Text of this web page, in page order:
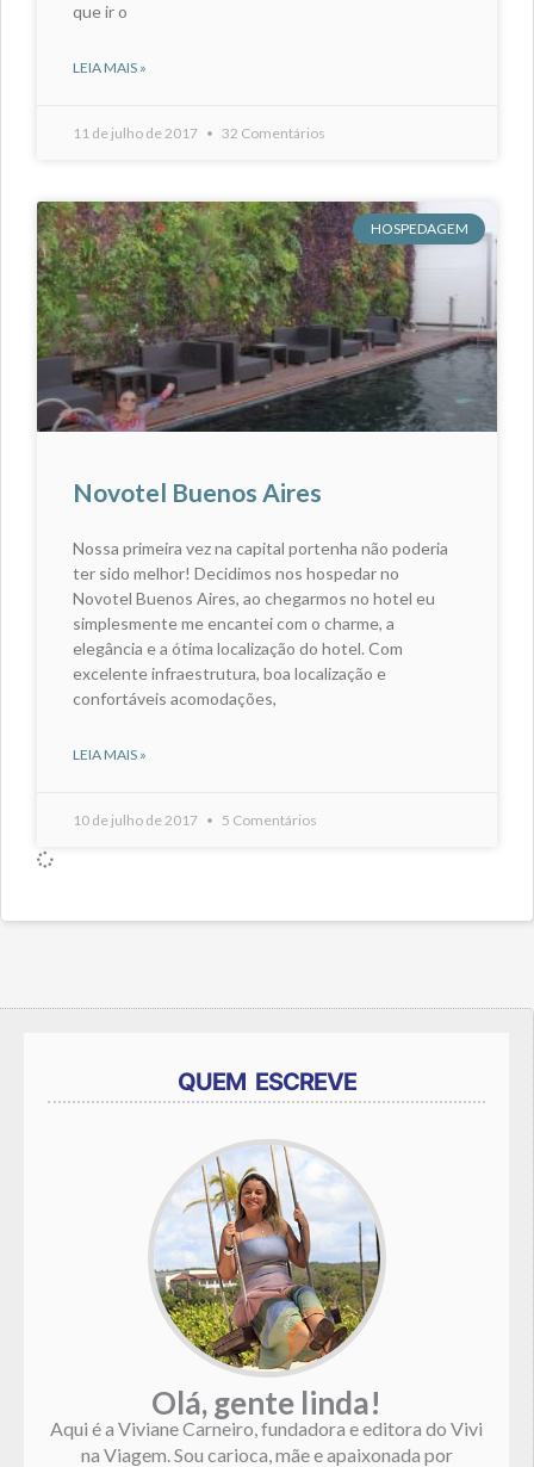
que ir o
LEIA MAIS »
11 de julho de 2017 32 Comentários
HOSPEDAGEM
Novotel Buenos Aires
Nossa primeira vez na capital portenha não poderia
ter sido melhor! Decidimos nos hospedar no
Novotel Buenos Aires, ao chegarmos no hotel eu
simplesmente me encantei com o charme, a
elegância e a ótima localização do hotel. Com
excelente infraestrutura, boa localização e
confortáveis acomodações,
LEIA MAIS »
10 de julho de 2017 5 Comentários
QUEM ESCREVE
Olá, gente linda!
Aqui é a Viviane Carneiro, fundadora e editora do Vivi
na Viagem. Sou carioca, mãe e apaixonada por